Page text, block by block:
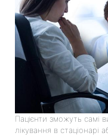
Пацієнти зможуть самі
лікування в стаціонарі